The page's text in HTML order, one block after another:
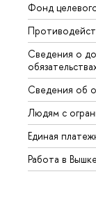
Фонд
Сведения о
Сведения об
Людям с
Единая
Работа в Вышке